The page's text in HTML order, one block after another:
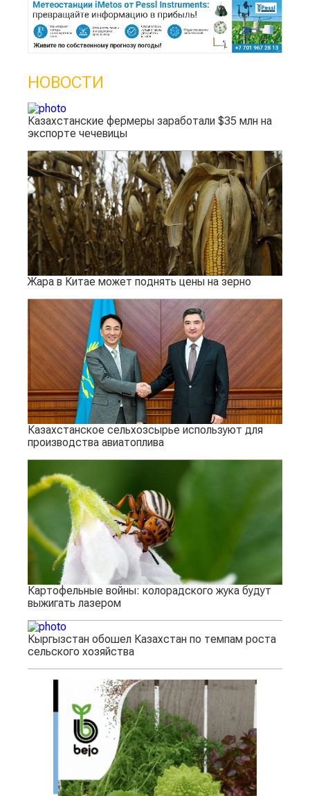
НОВОСТИ
Казахстанские фермеры заработали $35 млн на
экспорте чечевицы
Жара в Китае может поднять цены на зерно
Казахстанское сельхозсырье используют для
производства авиатоплива
Картофельные войны: колорадского жука будут
выжигать лазером
Кыргызстан обошел Казахстан по темпам роста
сельского хозяйства